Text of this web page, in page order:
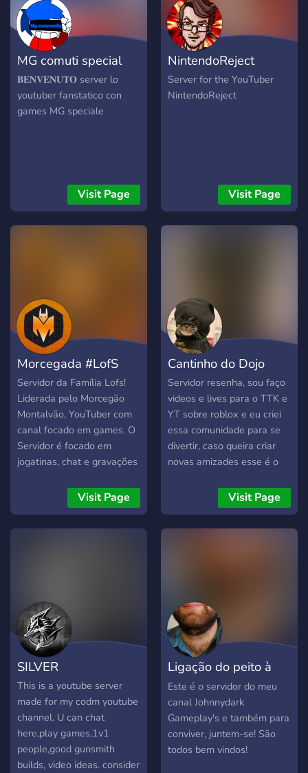
MG comuti special
𝐁𝐄𝐍𝐕𝐄𝐍𝐔𝐓𝐎 server lo
youtuber fanstatico con
games MG speciale
Visit Page
NintendoReject
Server for the YouTuber
NintendoReject
Visit Page
Morcegada #LofS
Servidor da Família Lofs!
Liderada pelo Morcegão
Montalvão, YouTuber com
canal focado em games. O
Servidor é focado em
jogatinas, chat e gravações
também um servidor
"family-friendly", aqui as
regras são muito rigorosas,
Sinta-se bem vindo para
fazer parte dessa família e
divirta-se!
Visit Page
Cantinho do Dojo
Servidor resenha, sou faço
videos e lives para o TTK e
YT sobre roblox e eu criei
essa comunidade para se
divertir, caso queira criar
novas amizades esse é o
bem vindos!
Visit Page
SILVER
This is a youtube server
made for my codm youtube
channel. U can chat
here,play games,1v1
people,good gunsmith
builds, video ideas. consider
Ligação do peito à
barba
Este é o servidor do meu
canal Johnnydark
Gameplay's e também para
conviver, juntem-se! São
todos bem vindos!